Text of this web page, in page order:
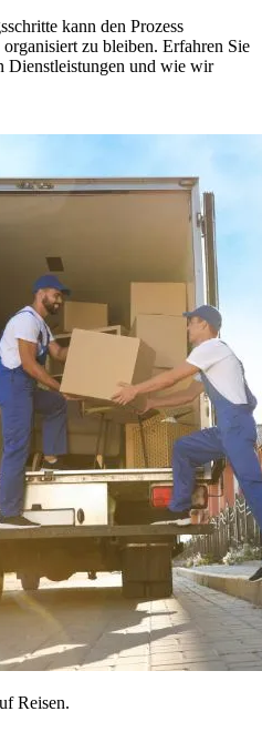
kann den Prozess
zu bleiben. Erfahren Sie
Dienstleistungen und wie wir
Reisen.